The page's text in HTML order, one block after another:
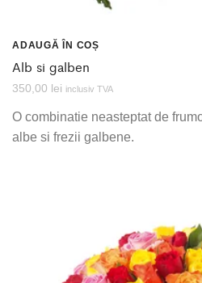
ADAUGĂ ÎN COȘ
Alb si galben
350,00 lei inclusiv TVA
O combinatie neasteptat de
albe si frezii galbene.